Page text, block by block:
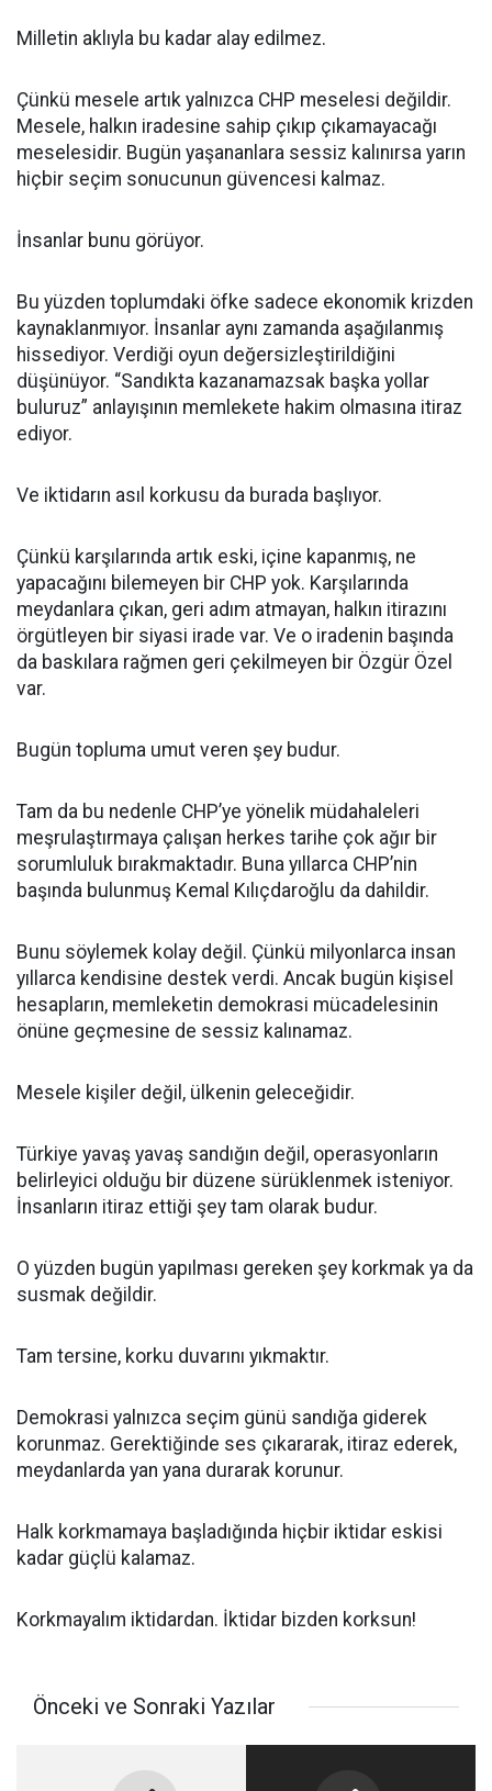
Milletin aklıyla bu kadar alay edilmez.
Çünkü mesele artık yalnızca CHP meselesi değildir.
Mesele, halkın iradesine sahip çıkıp çıkamayacağı
meselesidir. Bugün yaşananlara sessiz kalınırsa yarın
hiçbir seçim sonucunun güvencesi kalmaz.
İnsanlar bunu görüyor.
Bu yüzden toplumdaki öfke sadece ekonomik krizden
kaynaklanmıyor. İnsanlar aynı zamanda aşağılanmış
hissediyor. Verdiği oyun değersizleştirildiğini
düşünüyor. “Sandıkta kazanamazsak başka yollar
buluruz” anlayışının memlekete hakim olmasına itiraz
ediyor.
Ve iktidarın asıl korkusu da burada başlıyor.
Çünkü karşılarında artık eski, içine kapanmış, ne
yapacağını bilemeyen bir CHP yok. Karşılarında
meydanlara çıkan, geri adım atmayan, halkın itirazını
örgütleyen bir siyasi irade var. Ve o iradenin başında
da baskılara rağmen geri çekilmeyen bir Özgür Özel
var.
Bugün topluma umut veren şey budur.
Tam da bu nedenle CHP’ye yönelik müdahaleleri
meşrulaştırmaya çalışan herkes tarihe çok ağır bir
sorumluluk bırakmaktadır. Buna yıllarca CHP’nin
başında bulunmuş Kemal Kılıçdaroğlu da dahildir.
Bunu söylemek kolay değil. Çünkü milyonlarca insan
yıllarca kendisine destek verdi. Ancak bugün kişisel
hesapların, memleketin demokrasi mücadelesinin
önüne geçmesine de sessiz kalınamaz.
Mesele kişiler değil, ülkenin geleceğidir.
Türkiye yavaş yavaş sandığın değil, operasyonların
belirleyici olduğu bir düzene sürüklenmek isteniyor.
İnsanların itiraz ettiği şey tam olarak budur.
O yüzden bugün yapılması gereken şey korkmak ya da
susmak değildir.
Tam tersine, korku duvarını yıkmaktır.
Demokrasi yalnızca seçim günü sandığa giderek
korunmaz. Gerektiğinde ses çıkararak, itiraz ederek,
meydanlarda yan yana durarak korunur.
Halk korkmamaya başladığında hiçbir iktidar eskisi
kadar güçlü kalamaz.
Korkmayalım iktidardan. İktidar bizden korksun!
Önceki ve Sonraki Yazılar